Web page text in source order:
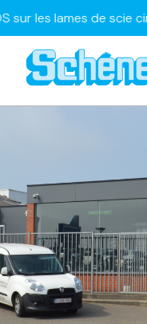
les lames de scie